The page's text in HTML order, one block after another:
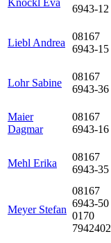
Knöckl Eva
6943-12
Liebl Andrea
08167
6943-15
Lohr Sabine
08167
6943-36
Maier
Dagmar
08167
6943-16
Mehl Erika
08167
6943-35
Meyer Stefan
08167
6943-50
0170
7942402